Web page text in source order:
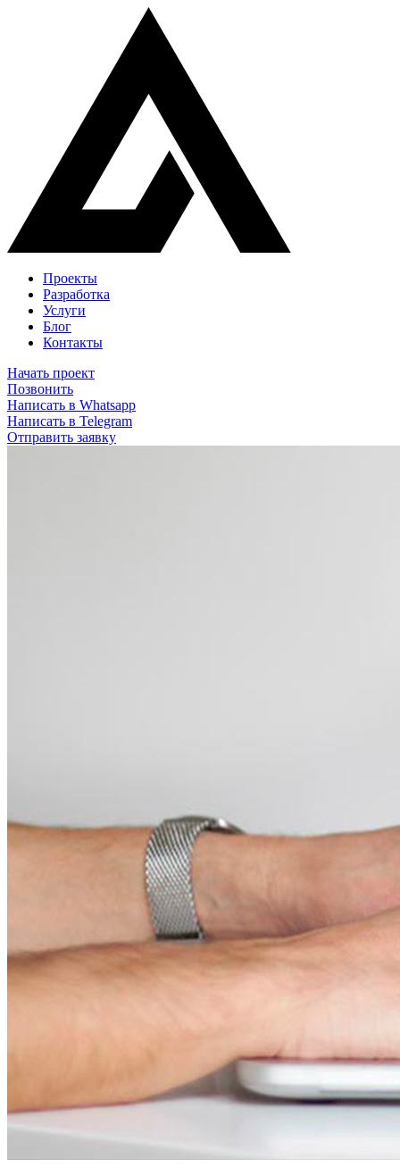
Проекты
Разработка
Услуги
Блог
Контакты
Начать проект
Позвонить
Написать в Whatsapp
Написать в Telegram
Отправить заявку